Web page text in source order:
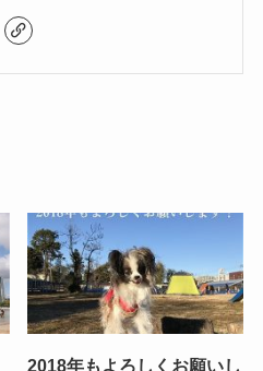
2018年もよろしくお願いし